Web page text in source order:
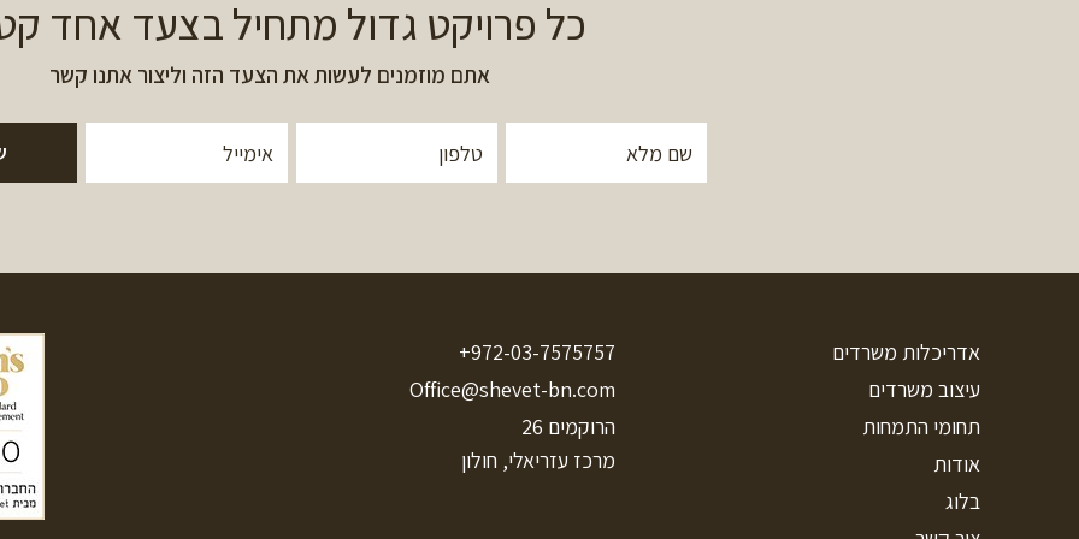
כל פרויקט גדול מתחיל בצעד אחד
אתם מוזמנים לעשות את הצעד הזה וליצור אתנו קשר
אדריכלות משרדים
עיצוב משרדים
תחומי התמחות
אודות
בלוג
972-03-7575757+
Office@shevet-bn.com
הרוקמים 26
מרכז עזריאלי, חולון